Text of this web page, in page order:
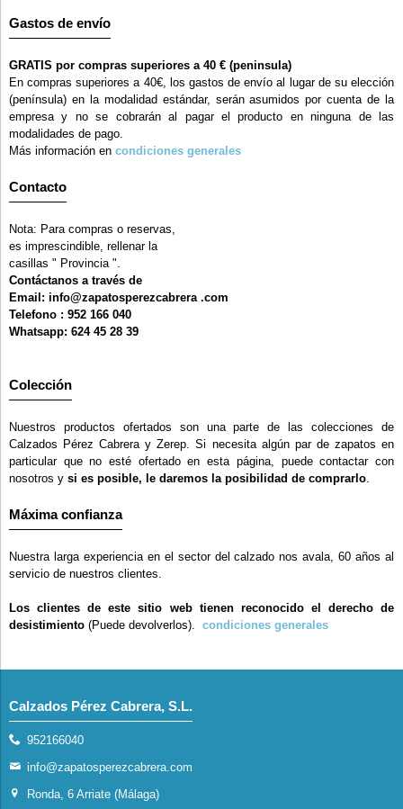
Gastos de envío
GRATIS por compras superiores a 40 € (peninsula)
En compras superiores a 40€, los gastos de envío al lugar de su elección
(península) en la modalidad estándar, serán asumidos por cuenta de la
empresa y no se cobrarán al pagar el producto en ninguna de las
modalidades de pago.
Más información en condiciones generales
Contacto
Nota: Para compras o reservas,
es imprescindible, rellenar la
casillas " Provincia ".
Contáctanos a través de
Email: info@zapatosperezcabrera .com
Telefono : 952 166 040
Whatsapp: 624 45 28 39
Colección
Nuestros productos ofertados son una parte de las colecciones de
Calzados Pérez Cabrera y Zerep. Si necesita algún par de zapatos en
particular que no esté ofertado en esta página, puede contactar con
nosotros y si es posible, le daremos la posibilidad de comprarlo.
Máxima confianza
Nuestra larga experiencia en el sector del calzado nos avala, 60 años al
servicio de nuestros clientes.
Los clientes de este sitio web tienen reconocido el derecho de
desistimiento (Puede devolverlos). condiciones generales
Calzados Pérez Cabrera, S.L.
952166040
info@zapatosperezcabrera.com
Ronda, 6 Arriate (Málaga)